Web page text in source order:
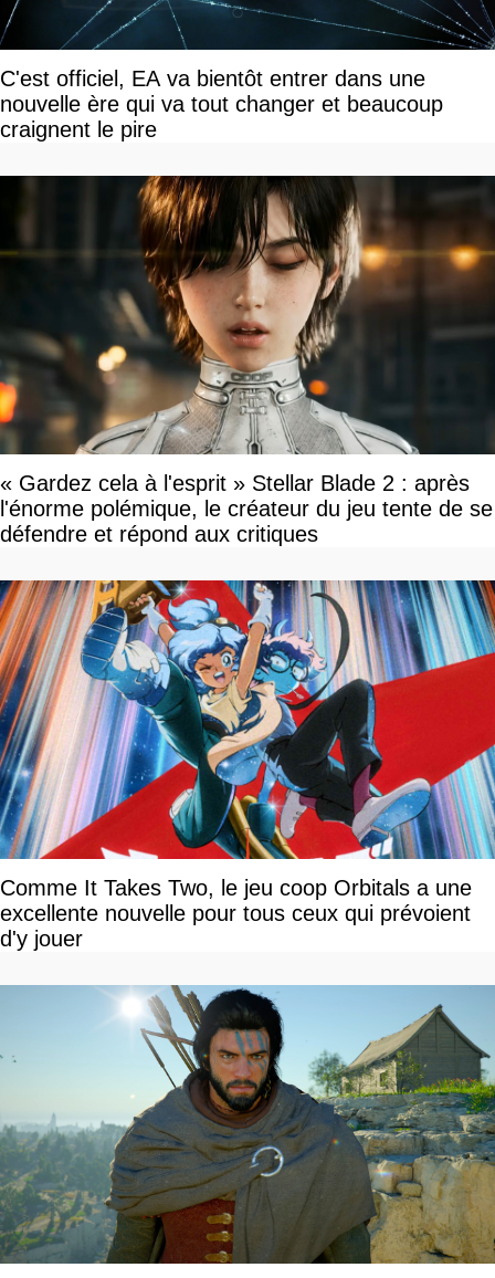
C'est officiel, EA va bientôt entrer dans une
nouvelle ère qui va tout changer et beaucoup
craignent le pire
« Gardez cela à l'esprit » Stellar Blade 2 : après
l'énorme polémique, le créateur du jeu tente de se
défendre et répond aux critiques
Comme It Takes Two, le jeu coop Orbitals a une
excellente nouvelle pour tous ceux qui prévoient
d'y jouer